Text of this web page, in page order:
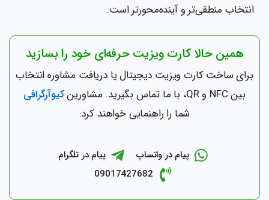
انتخاب منطقی‌تر و آینده‌محورتر است.
همین حالا کارت ویزیت حرفه‌ای خود را بسازید
برای ساخت کارت ویزیت دیجیتال یا دریافت مشاوره انتخاب
بین NFC و QR، با ما تماس بگیرید. مشاورین
کیوآرگرافی
شما را راهنمایی خواهند کرد:
پیام در واتساپ
پیام در تلگرام
09017427682